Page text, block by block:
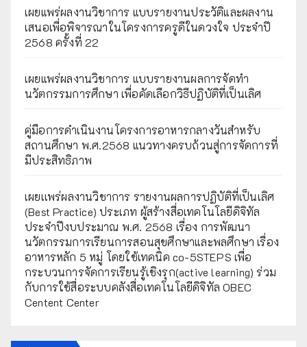
เผยแพร่ผลงานวิชาการ แบบรายงานประวัติและผลงาน
เสนอเพื่อพิจารณาในโครงการครูดีในดวงใจ ประจำปี
2568 ครั้งที่ 22
เผยแพร่ผลงานวิชาการ แบบรายงานผลการจัดทำ
นวัตกรรมการศึกษา เพื่อคัดเลือกวิธีปฏิบัติที่เป็นเลิศ
คู่มือการดำเนินงานโครงการอาหารกลางวันสำหรับ
สถานศึกษา พ.ศ.2568 แนวทางครบถ้วนสู่การจัดการที่
มีประสิทธิภาพ
เผยเเพร่ผลงานวิชาการ รายงานผลการปฏิบัติที่เป็นเลิศ
(Best Practice) ประเภท ผู้สร้างสื่อเทคโนโลยีดิจิทัล
ประจำปีงบประมาณ พ.ศ. 2568 เรื่อง การพัฒนา
นวัตกรรมการเรียนการสอนสุขศึกษาและพลศึกษา เรื่อง
อาหารหลัก 5 หมู่ โดยใช้เทคนิค co-5STEPS เพื่อ
กระบวนการจัดการเรียนรู้เชิงรุก(active learning) ร่วม
กับการใช้สื่อระบบคลังสื่อเทคโนโลยีดิจิทัล OBEC
Centent Center